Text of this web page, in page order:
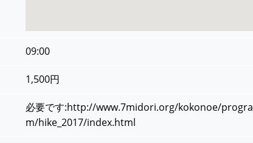
09:00
1,500円
必要です:http://www.7midori.org/kokonoe/progra
m/hike_2017/index.html